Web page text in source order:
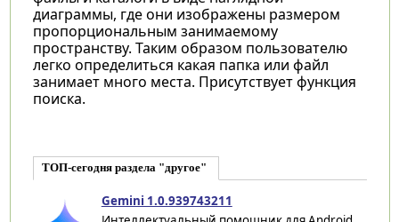
диаграммы, где они изображены размером
пропорциональным занимаемому
пространству. Таким образом пользователю
легко определиться какая папка или файл
занимает много места. Присутствует функция
поиска.
ТОП-сегодня раздела "другое"
Gemini 1.0.939743211